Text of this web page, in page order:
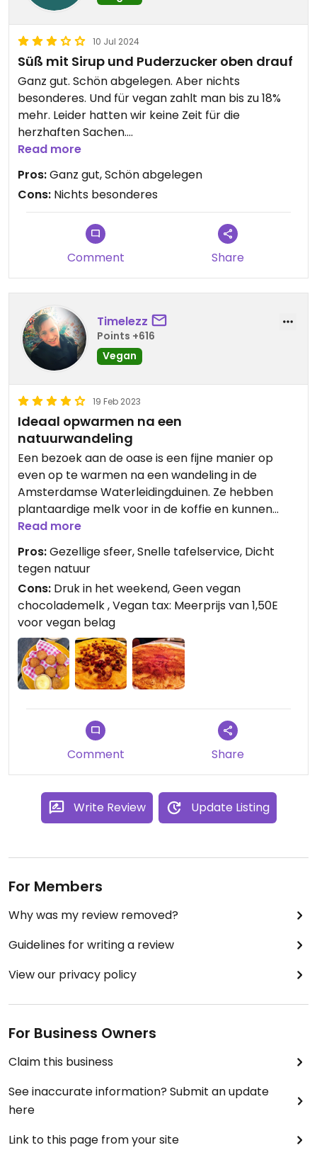
10 Jul 2024
Süß mit Sirup und Puderzucker oben drauf
Ganz gut. Schön abgelegen. Aber nichts
besonderes. Und für vegan zahlt man bis zu 18%
mehr. Leider hatten wir keine Zeit für die
herzhaften Sachen.
Updated from previous review on 2024-07-10
Read more
Pros:Ganz gut, Schön abgelegen
Cons: Nichts besonderes
Comment Share
Timelezz
Points +616
Vegan
19 Feb 2023
Ideaal opwarmen na een
natuurwandeling
Een bezoek aan de oase is een fijne manier op
even op te warmen na een wandeling in de
Amsterdamse Waterleidingduinen. Ze hebben
plantaardige melk voor in de koffie en kunnen
pannenkoeken maken met een vegan beslag.
Tegen een meerprijs, dat wel. Het zijn behoorlijk
grote pannenkoeken. De inrichting is warm en
sfeervol. Het is ook mogelijk om vegan bitterballen
te bestellen.
Read more
Pros:Gezellige sfeer, Snelle tafelservice, Dicht
tegen natuur
Cons: Druk in het weekend, Geen vegan
chocolademelk , Vegan tax: Meerprijs van 1,50E
voor vegan belag
Comment Share
Write Review Update Listing
For Members
Why was my review removed?
Guidelines for writing a review
View our privacy policy
For Business Owners
Claim this business
See inaccurate information? Submit an update
here
Link to this page from your site